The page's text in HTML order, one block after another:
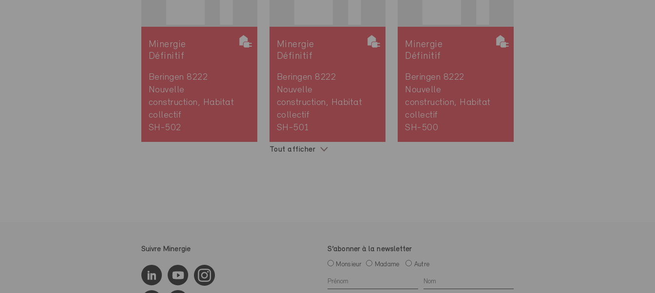
Minergie
Définitif
Beringen 8222
Nouvelle
construction, Habitat
collectif
SH-502
Minergie
Définitif
Beringen 8222
Nouvelle
construction, Habitat
collectif
SH-501
Minergie
Définitif
Beringen 8222
Nouvelle
construction, Habitat
collectif
SH-500
Tout afficher
Suivre Minergie S’abonner à la newsletter
Monsieur Madame Autre